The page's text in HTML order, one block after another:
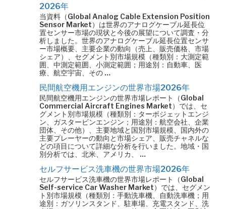
2026年
当資料（Global Analog Cable Extension Position
Sensor Market）は世界のアナログケーブル延長位
置センサー市場の現状と今後の展望について調査・分
析しました。世界のアナログケーブル延長位置センサ
ー市場概要、主要企業の動向（売上、販売価格、市場
シェア）、セグメント別市場規模（種類別：大測定範
囲、中測定範囲、小測定範囲；用途別：自動車、医
療、航空宇宙、その …
民間航空機用エンジンの世界市場2026年
民間航空機用エンジンの世界市場レポート（Global
Commercial Aircraft Engines Market）では、セ
グメント別市場規模（種類別：ターボジェットエンジ
ン、ガスタービンエンジン；用途別：航空会社、企業
団体、その他）、主要地域と国別市場規模、国内外の
主要プレーヤーの動向と市場シェア、販売チャネルな
どの項目について詳細な分析を行いました。地域・国
別分析では、北米、アメリカ、 …
セルフサービス洗車機の世界市場2026年
セルフサービス洗車機の世界市場レポート（Global
Self-service Car Washer Market）では、セグメン
ト別市場規模（種類別：手動洗車機、自動洗車機；用
途別：ガソリンスタンド、駐車場、充電スタンド、洗